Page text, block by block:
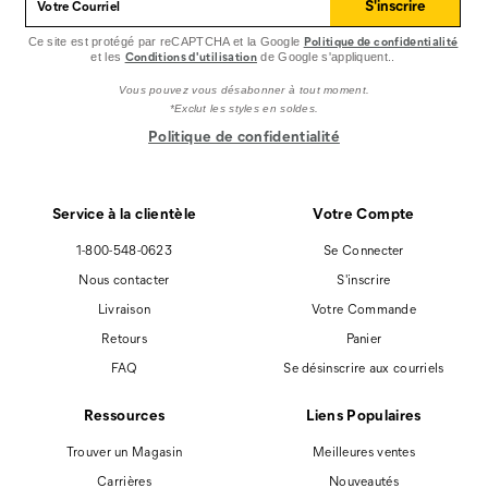
Service à la clientèle
1-800-548-0623
Nous contacter
Livraison
Retours
FAQ
Votre Compte
Se Connecter
S'inscrire
Votre Commande
Panier
Se désinscrire aux courriels
Ressources
Trouver un Magasin
Carrières
Liens Populaires
Meilleures ventes
Nouveautés
S'inscrire
Ce site est protégé par reCAPTCHA et la Google Politique de confidentialité
et les Conditions d'utilisation de Google s'appliquent..
Vous pouvez vous désabonner à tout moment.
*Exclut les styles en soldes.
Politique de confidentialité